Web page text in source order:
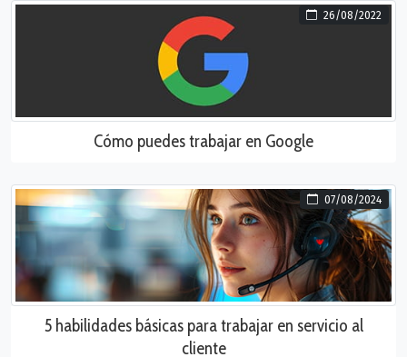
26/08/2022
Cómo puedes trabajar en Google
07/08/2024
5 habilidades básicas para trabajar en servicio al
cliente